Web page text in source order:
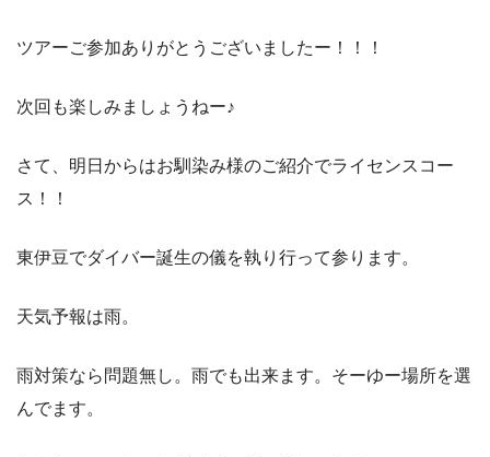
ツアーご参加ありがとうございましたー！！！
次回も楽しみましょうねー♪
さて、明日からはお馴染み様のご紹介でライセンスコー
ス！！
東伊豆でダイバー誕生の儀を執り行って参ります。
天気予報は雨。
雨対策なら問題無し。雨でも出来ます。そーゆー場所を選
んでます。